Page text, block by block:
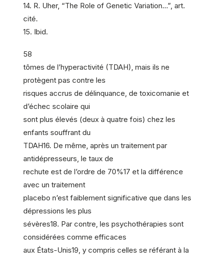
14. R. Uher, “The Role of Genetic Variation…”, art.
cité.
15. Ibid.
58
tômes de l’hyperactivité (TDAH), mais ils ne
protègent pas contre les
risques accrus de délinquance, de toxicomanie et
d’échec scolaire qui
sont plus élevés (deux à quatre fois) chez les
enfants souffrant du
TDAH16. De même, après un traitement par
antidépresseurs, le taux de
rechute est de l’ordre de 70%17 et la différence
avec un traitement
placebo n’est faiblement significative que dans les
dépressions les plus
sévères18. Par contre, les psychothérapies sont
considérées comme efficaces
aux États-Unis19, y compris celles se référant à la